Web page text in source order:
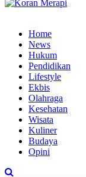
Home
News
Hukum
Pendidikan
Lifestyle
Ekbis
Olahraga
Kesehatan
Wisata
Kuliner
Budaya
Opini